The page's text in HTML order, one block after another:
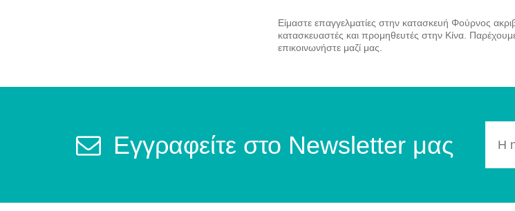
Είμαστε επαγγελματίες στην κατασκευή Φούρνος
κατασκευαστές και προμηθευτές στην Κίνα.
επικοινωνήστε μαζί μας.
Εγγραφείτε στο Newsletter μας